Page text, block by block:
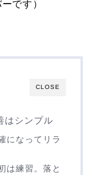
です）
CLOSE
はシンプル
になってリラ
は練習。落と